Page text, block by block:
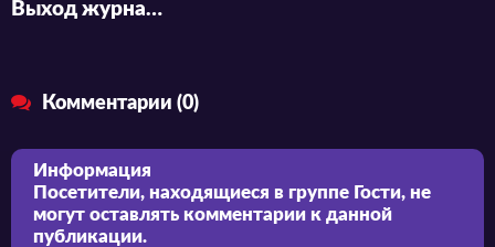
Выход журнала Weekly Shonen Jump (36/37) ознаменует финал сразу двух манг.
Комментарии (0)
Информация
Посетители, находящиеся в группе Гости, не
могут оставлять комментарии к данной
публикации.